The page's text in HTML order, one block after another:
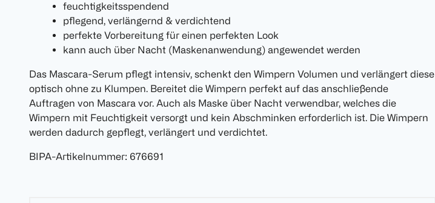
feuchtigkeitsspendend
pflegend, verlängernd & verdichtend
perfekte Vorbereitung für einen perfekten Look
kann auch über Nacht (Maskenanwendung) angewendet werden
Das Mascara-Serum pflegt intensiv, schenkt den Wimpern Volumen und verlängert diese
optisch ohne zu Klumpen. Bereitet die Wimpern perfekt auf das anschließende
Auftragen von Mascara vor. Auch als Maske über Nacht verwendbar, welches die
Wimpern mit Feuchtigkeit versorgt und kein Abschminken erforderlich ist. Die Wimpern
werden dadurch gepflegt, verlängert und verdichtet.
BIPA-Artikelnummer: 676691